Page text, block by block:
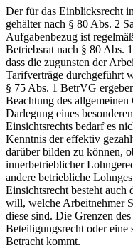
Der für das Einblicksrecht
gehälter nach § 80 Abs. 2
Aufgabenbezug ist
Betriebsrat nach § 80 Abs.
dass die zugunsten der
Tarifverträge durchgeführt
§ 75 Abs. 1 BetrVG
Beachtung des
Darlegung eines
Einsichtsrechts bedarf es
Kenntnis der effektiv
darüber bilden zu können,
innerbetrieblicher
andere betriebliche
Einsichtsrecht besteht auch
will, welche Arbeitnehmer
diese sind. Die Grenzen
Beteiligungsrecht oder
Betracht kommt.